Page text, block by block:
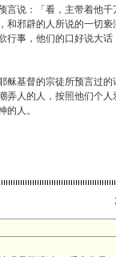
言说：「看，主带着他千
和邪辟的人所说的一切亵
行事，他们的口好说大
稣基督的宗徒所预言过的
弄人的人，按照他们个
人。